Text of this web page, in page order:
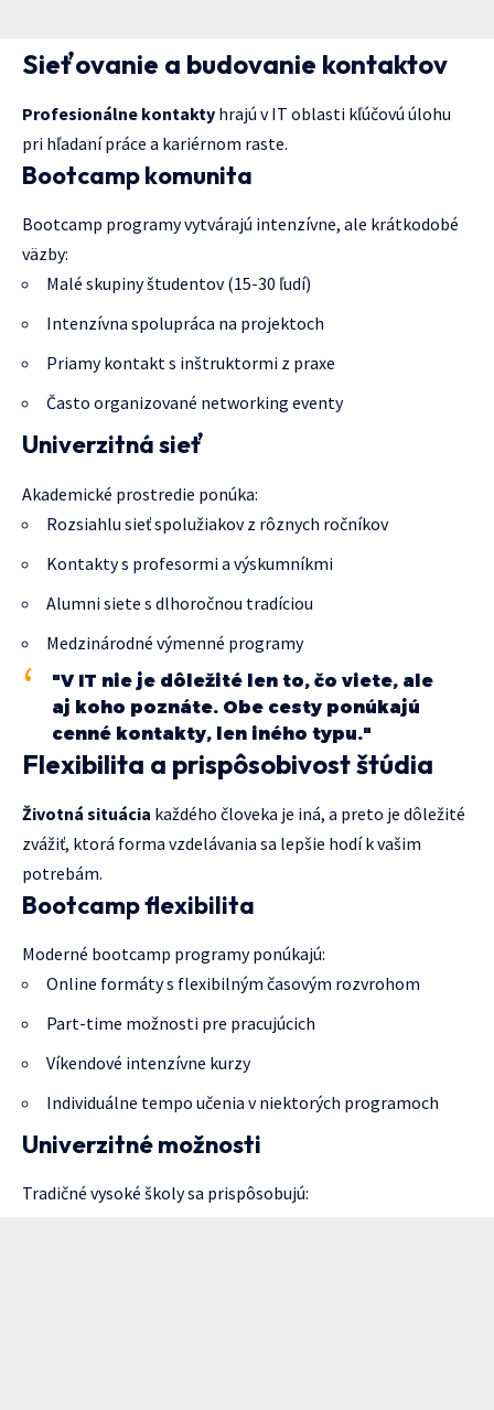
Sieťovanie a budovanie kontaktov
Profesionálne kontakty hrajú v IT oblasti kľúčovú úlohu
pri hľadaní práce a kariérnom raste.
Bootcamp komunita
Bootcamp programy vytvárajú intenzívne, ale krátkodobé
väzby:
Malé skupiny študentov (15-30 ľudí)
Intenzívna spolupráca na projektoch
Priamy kontakt s inštruktormi z praxe
Často organizované networking eventy
Univerzitná sieť
Akademické prostredie ponúka:
Rozsiahlu sieť spolužiakov z rôznych ročníkov
Kontakty s profesormi a výskumníkmi
Alumni siete s dlhoročnou tradíciou
Medzinárodné výmenné programy
"V IT nie je dôležité len to, čo viete, ale
aj koho poznáte. Obe cesty ponúkajú
cenné kontakty, len iného typu."
Flexibilita a prispôsobivost štúdia
Životná situácia každého človeka je iná, a preto je dôležité
zvážiť, ktorá forma vzdelávania sa lepšie hodí k vašim
potrebám.
Bootcamp flexibilita
Moderné bootcamp programy ponúkajú:
Online formáty s flexibilným časovým rozvrohom
Part-time možnosti pre pracujúcich
Víkendové intenzívne kurzy
Individuálne tempo učenia v niektorých programoch
Univerzitné možnosti
Tradičné vysoké školy sa prispôsobujú: